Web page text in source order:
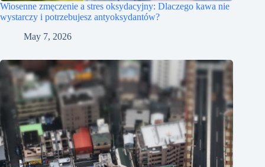
Wiosenne zmęczenie a stres oksydacyjny: Dlaczego kawa nie
wystarczy i potrzebujesz antyoksydantów?
May 7, 2026